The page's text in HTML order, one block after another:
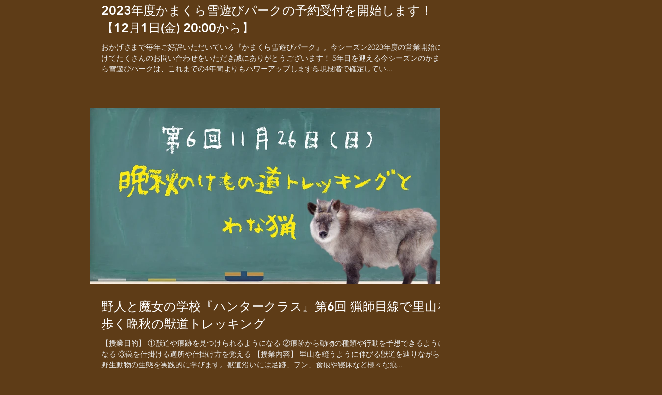
2023年度かまくら雪遊びパークの予約受付を開始します！
【12月1日(金) 20:00から】
おかげさまで毎年ご好評いただいている『かまくら雪遊びパーク』。今シーズン2023年度の営業開始に向
けてたくさんのお問い合わせをいただき誠にありがとうございます！ 5年目を迎える今シーズンのかまく
ら雪遊びパークは、これまでの4年間よりもパワーアップします💪現段階で確定してい...
野人と魔女の学校『ハンタークラス』第6回 猟師目線で里山を
歩く晩秋の獣道トレッキング
【授業目的】 ①獣道や痕跡を見つけられるようになる ②痕跡から動物の種類や行動を予想できるように
なる ③罠を仕掛ける適所や仕掛け方を覚える 【授業内容】 里山を縫うように伸びる獣道を辿りながら、
野生動物の生態を実践的に学びます。獣道沿いには足跡、フン、食痕や寝床など様々な痕...